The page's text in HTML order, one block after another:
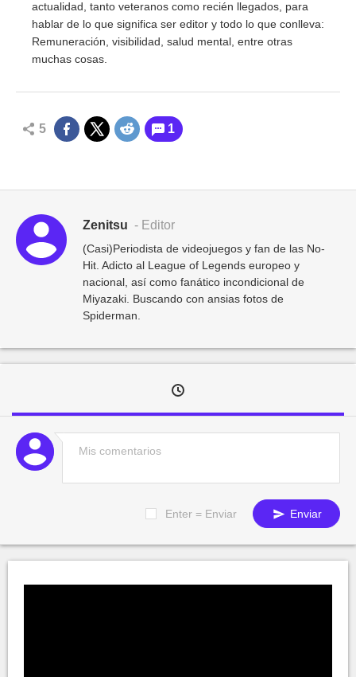
actualidad, tanto veteranos como recién llegados, para
hablar de lo que significa ser editor y todo lo que conlleva:
Remuneración, visibilidad, salud mental, entre otras
muchas cosas.
5 1
Zenitsu - Editor
(Casi)Periodista de videojuegos y fan de las No-
Hit. Adicto al League of Legends europeo y
nacional, así como fanático incondicional de
Miyazaki. Buscando con ansias fotos de
Spiderman.
Enter = Enviar Enviar